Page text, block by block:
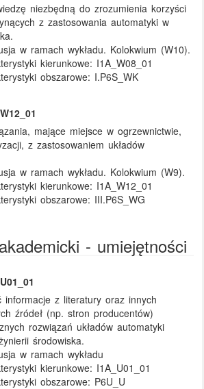
niezbędną do zrozumienia korzyści
z zastosowania automatyki w
w ramach wykładu. Kolokwium (W10).
kierunkowe: I1A_W08_01
obszarowe: I.P6S_WK
mające miejsce w ogrzewnictwie,
z zastosowaniem układów
w ramach wykładu. Kolokwium (W9).
kierunkowe: I1A_W12_01
obszarowe: III.P6S_WG
- umiejętności
informacje z literatury oraz innych
źródeł (np. stron producentów)
rozwiązań układów automatyki
środowiska.
w ramach wykładu
kierunkowe: I1A_U01_01
obszarowe: P6U_U